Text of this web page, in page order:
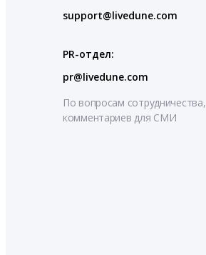
support@livedune.com
PR-отдел:
pr@livedune.com
По вопросам сотрудничества,
комментариев для СМИ